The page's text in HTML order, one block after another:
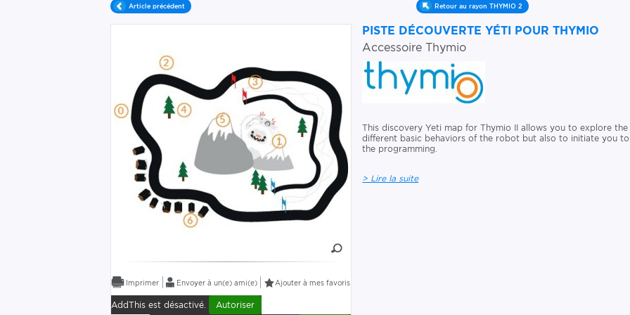
Article précédent Retour au rayon THYMIO 2
Envoyer à un(e) ami(e) Ajouter à mes favoris
AddThis est désactivé.
Autoriser
PISTE DÉCOUVERTE YÉTI POUR THYMIO
Accessoire Thymio
This discovery Yeti map for Thymio II allows you to explore the
different basic behaviors of the robot but also to initiate you to
the programming.
> Lire la suite